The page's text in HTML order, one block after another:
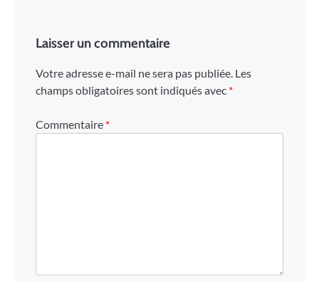
Laisser un commentaire
Votre adresse e-mail ne sera pas publiée. Les
champs obligatoires sont indiqués avec *
Commentaire *